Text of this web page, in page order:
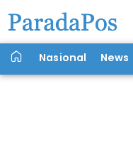
Nasional News